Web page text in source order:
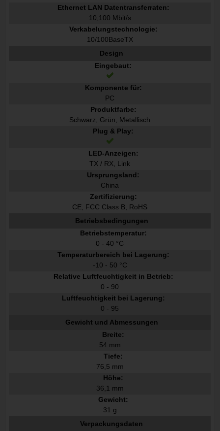
Ethernet LAN Datentransferraten:
10,100 Mbit/s
Verkabelungstechnologie:
10/100BaseTX
Design
Eingebaut:
Komponente für:
PC
Produktfarbe:
Schwarz, Grün, Metallisch
Plug & Play:
LED-Anzeigen:
TX / RX, Link
Ursprungsland:
China
Zertifizierung:
CE, FCC Class B, RoHS
Betriebsbedingungen
Betriebstemperatur:
0 - 40 °C
Temperaturbereich bei Lagerung:
-10 - 50 °C
Relative Luftfeuchtigkeit in Betrieb:
0 - 90
Luftfeuchtigkeit bei Lagerung:
0 - 95
Gewicht und Abmessungen
Breite:
54 mm
Tiefe:
76,5 mm
Höhe:
36,1 mm
Gewicht:
31 g
Verpackungsdaten